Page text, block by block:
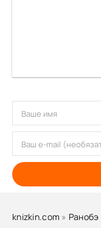
knizkin.com » Ранобэ